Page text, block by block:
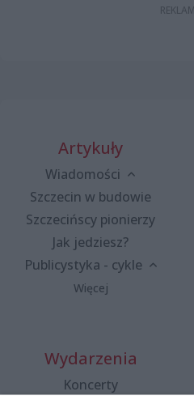
Artykuły
Wiadomości
Szczecin w budowie
Szczecińscy pionierzy
Jak jedziesz?
Publicystyka - cykle
Więcej
Wydarzenia
Koncerty